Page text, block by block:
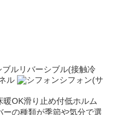
リバーシブル(接触冷
ル
シフォン(サ
暖OK滑り止め付低ホルム
の種類が季節や気分で選